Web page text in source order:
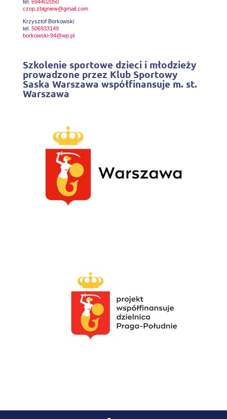
tel. 694402050
czop.zbigniew@gmail.com
Krzysztof Borkowski
tel. 506933149
borkowski-94@wp.pl
Szkolenie sportowe dzieci i młodzieży
prowadzone przez Klub Sportowy
Saska Warszawa współfinansuje m. st.
Warszawa